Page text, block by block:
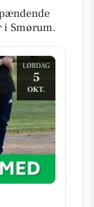
i Smørum.
LØRDAG
5
OKT.